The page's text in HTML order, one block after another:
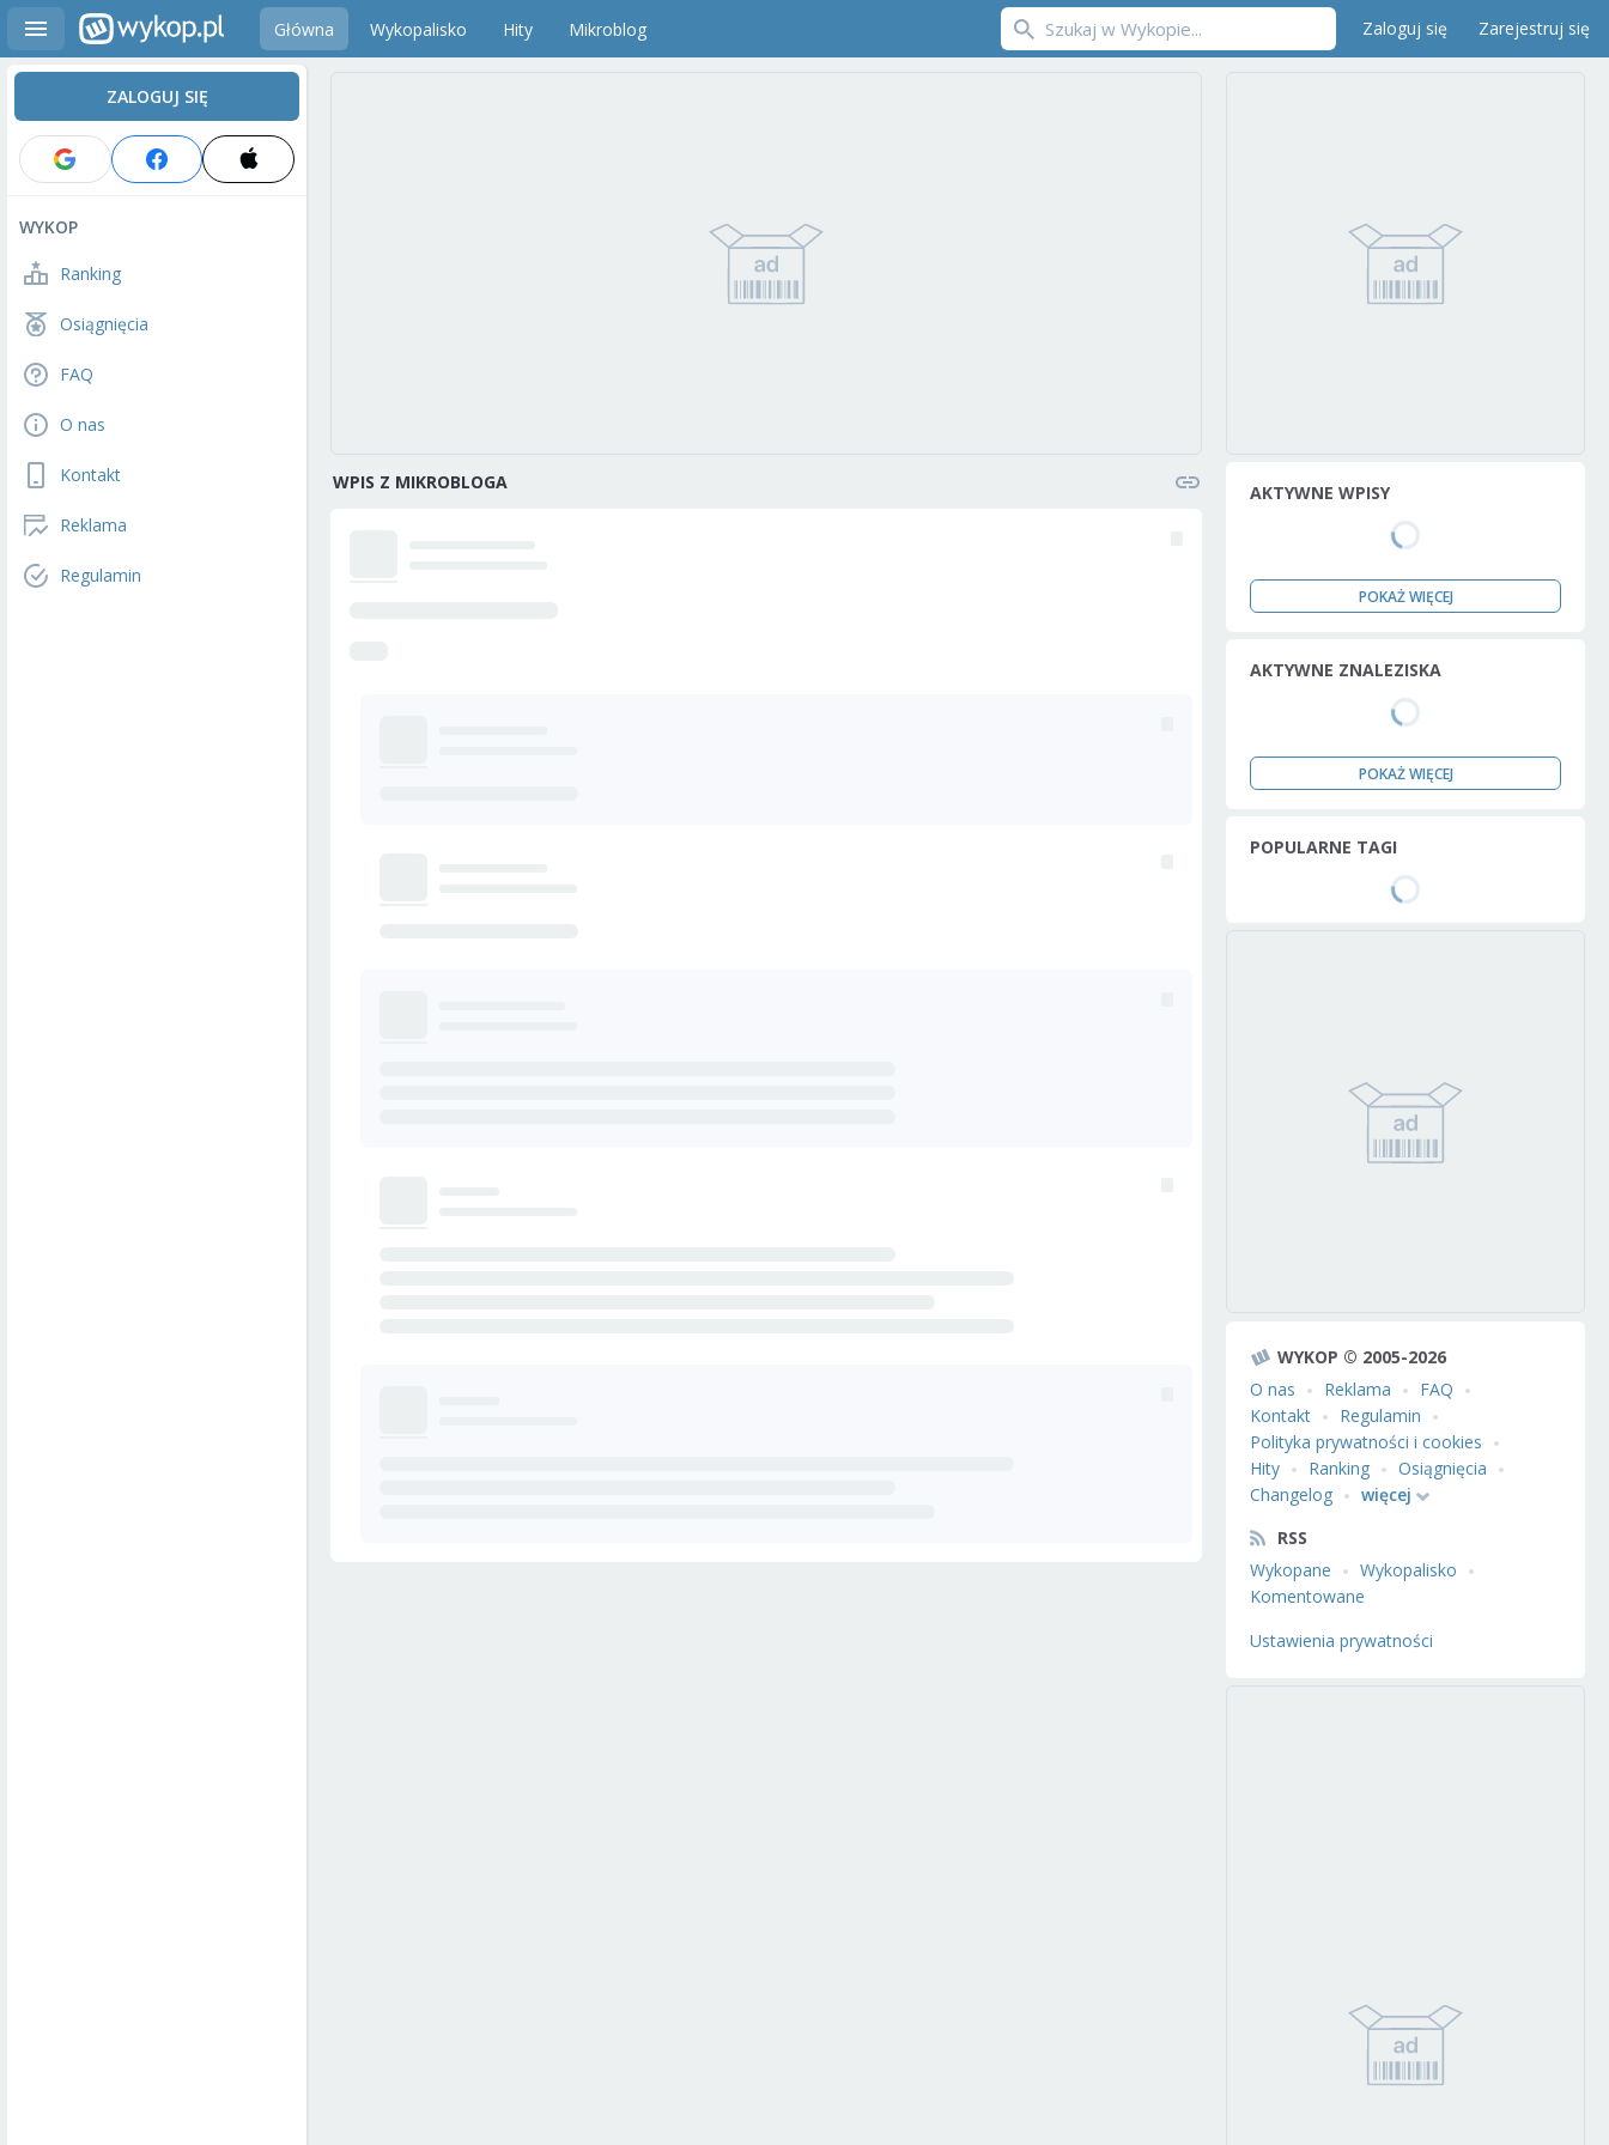
Główna Wykopalisko Hity Mikroblog Zaloguj się Zarejestruj się
ZALOGUJ SIĘ
WYKOP
Ranking
Osiągnięcia
FAQ
O nas
Kontakt
Reklama
Regulamin
WPIS Z MIKROBLOGA AKTYWNE WPISY
POKAŻ WIĘCEJ
AKTYWNE ZNALEZISKA
POKAŻ WIĘCEJ
POPULARNE TAGI
WYKOP © 2005-2026
O nas
Reklama
FAQ
Kontakt
Regulamin
Polityka prywatności i cookies
Hity
Ranking
Osiągnięcia
Changelog
więcej
RSS
Wykopane
Wykopalisko
Komentowane
Ustawienia prywatności